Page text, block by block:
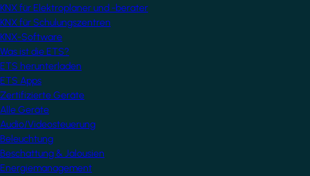
KNX für Elektroplaner und -berater
KNX für Schulungszentren
KNX-Software
Was ist die ETS?
ETS herunterladen
ETS Apps
Zertifizierte Geräte
Alle Geräte
Audio/Videosteuerung
Beleuchtung
Beschattung & Jalousien
Energiemanagement